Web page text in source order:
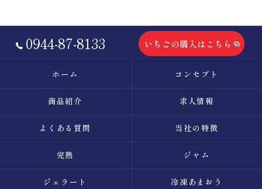
0944-87-8133 いちごの購入はこちら
ホーム コンセプト
商品紹介 求人情報
よくある質問 当社の特徴
完熟 ジャム
ジェラート 冷凍あまおう